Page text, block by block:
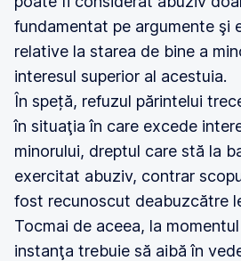
fundamentat pe argumente şi
relative la starea de bine a
interesul superior al acestuia.
În speță, refuzul părintelui
în situaţia în care excede
minorului, dreptul care stă la
exercitat abuziv, contrar
fost recunoscut deabuzcătre
Tocmai de aceea, la
instanţa trebuie să aibă în